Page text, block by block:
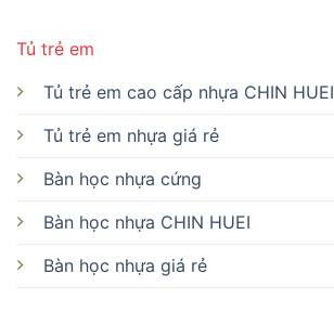
Tủ trẻ em
Tủ trẻ em cao cấp nhựa CHIN HUEI
Tủ trẻ em nhựa giá rẻ
Bàn học nhựa cứng
Bàn học nhựa CHIN HUEI
Bàn học nhựa giá rẻ